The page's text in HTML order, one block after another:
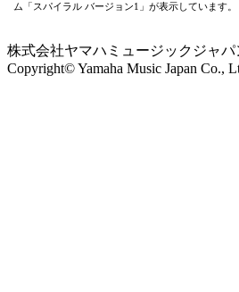
ム「スパイラル バージョン1」が表示しています。
株式会社ヤマハミュージックジャパ
Copyright© Yamaha Music Japan Co.,